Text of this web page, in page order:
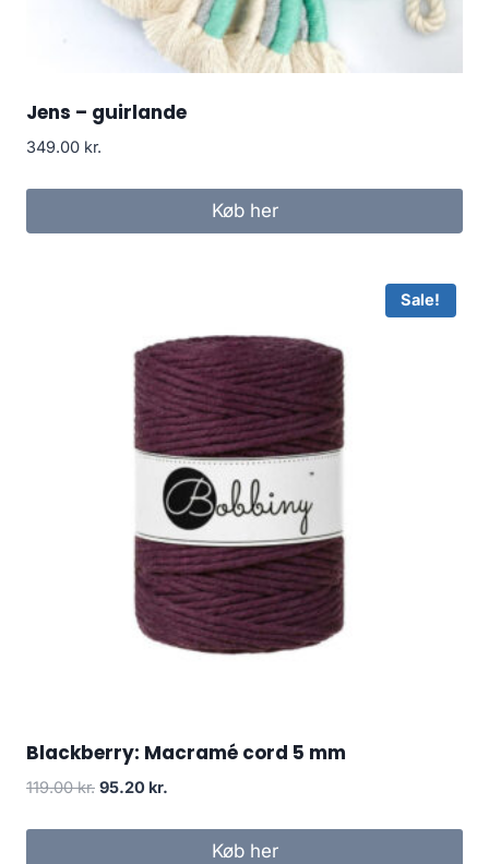
Jens – guirlande
349.00 kr.
Køb her
Sale!
Blackberry: Macramé cord 5 mm
119.00kr. 95.20 kr.
Køb her